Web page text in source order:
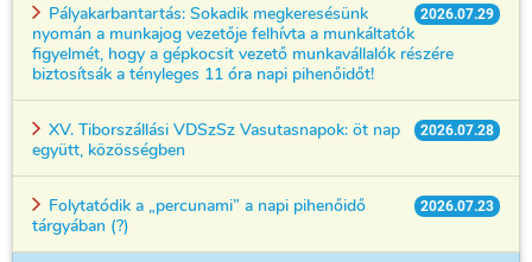
2026.07.29
Pályakarbantartás: Sokadik megkeresésünk
nyomán a munkajog vezetője felhívta a munkáltatók
figyelmét, hogy a gépkocsit vezető munkavállalók részére
biztosítsák a tényleges 11 óra napi pihenőidőt!
2026.07.28
XV. Tiborszállási VDSzSz Vasutasnapok: öt nap
együtt, közösségben
2026.07.23
Folytatódik a „percunami” a napi pihenőidő
tárgyában (?)